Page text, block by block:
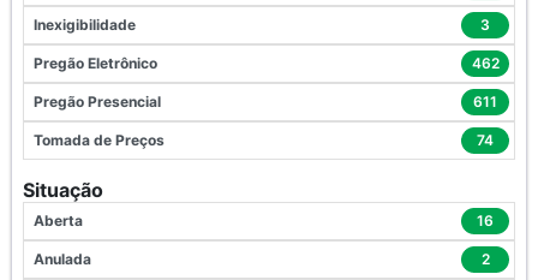
Inexigibilidade 3
Pregão Eletrônico 462
Pregão Presencial 611
Tomada de Preços 74
Situação
Aberta 16
Anulada 2